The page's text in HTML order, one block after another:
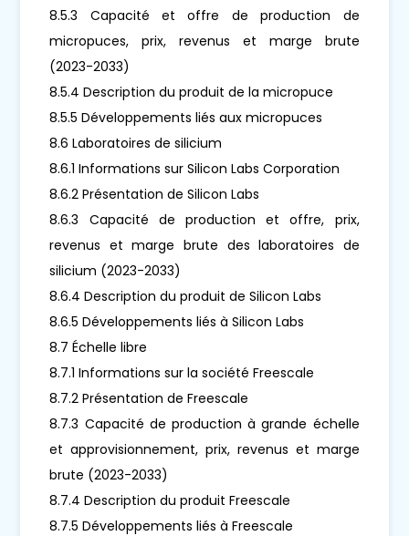
8.5.3 Capacité et offre de production de
micropuces, prix, revenus et marge brute
(2023-2033)
8.5.4 Description du produit de la micropuce
8.5.5 Développements liés aux micropuces
8.6 Laboratoires de silicium
8.6.1 Informations sur Silicon Labs Corporation
8.6.2 Présentation de Silicon Labs
8.6.3 Capacité de production et offre, prix,
revenus et marge brute des laboratoires de
silicium (2023-2033)
8.6.4 Description du produit de Silicon Labs
8.6.5 Développements liés à Silicon Labs
8.7 Échelle libre
8.7.1 Informations sur la société Freescale
8.7.2 Présentation de Freescale
8.7.3 Capacité de production à grande échelle
et approvisionnement, prix, revenus et marge
brute (2023-2033)
8.7.4 Description du produit Freescale
8.7.5 Développements liés à Freescale